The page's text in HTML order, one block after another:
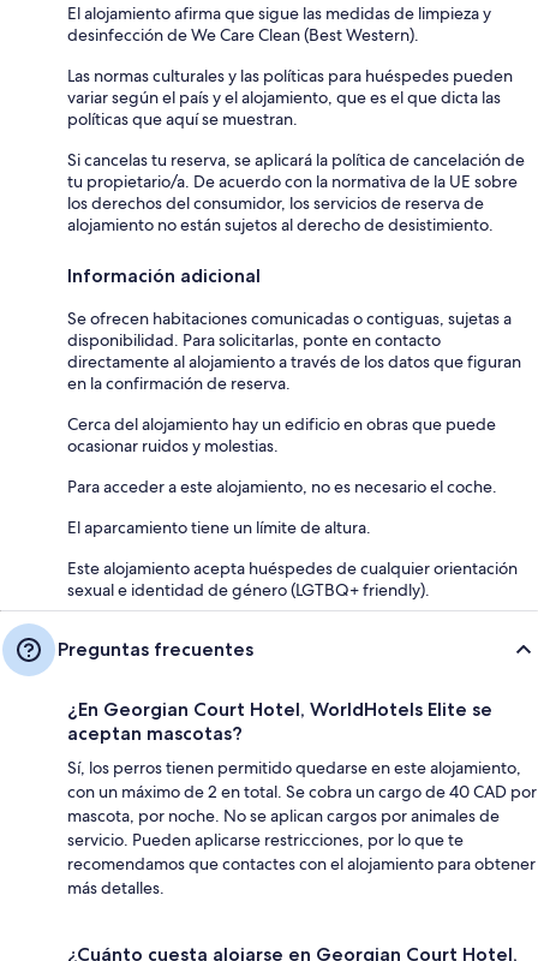
El alojamiento afirma que sigue las medidas de limpieza y
desinfección de We Care Clean (Best Western).
Las normas culturales y las políticas para huéspedes pueden
variar según el país y el alojamiento, que es el que dicta las
políticas que aquí se muestran.
Si cancelas tu reserva, se aplicará la política de cancelación de
tu propietario/a. De acuerdo con la normativa de la UE sobre
los derechos del consumidor, los servicios de reserva de
alojamiento no están sujetos al derecho de desistimiento.
Información adicional
Se ofrecen habitaciones comunicadas o contiguas, sujetas a
disponibilidad. Para solicitarlas, ponte en contacto
directamente al alojamiento a través de los datos que figuran
en la confirmación de reserva.
Cerca del alojamiento hay un edificio en obras que puede
ocasionar ruidos y molestias.
Para acceder a este alojamiento, no es necesario el coche.
El aparcamiento tiene un límite de altura.
Este alojamiento acepta huéspedes de cualquier orientación
sexual e identidad de género (LGTBQ+ friendly).
Preguntas frecuentes
¿En Georgian Court Hotel, WorldHotels Elite se
aceptan mascotas?
Sí, los perros tienen permitido quedarse en este alojamiento,
con un máximo de 2 en total. Se cobra un cargo de 40 CAD por
mascota, por noche. No se aplican cargos por animales de
servicio. Pueden aplicarse restricciones, por lo que te
recomendamos que contactes con el alojamiento para obtener
más detalles.
¿Cuánto cuesta alojarse en Georgian Court Hotel,